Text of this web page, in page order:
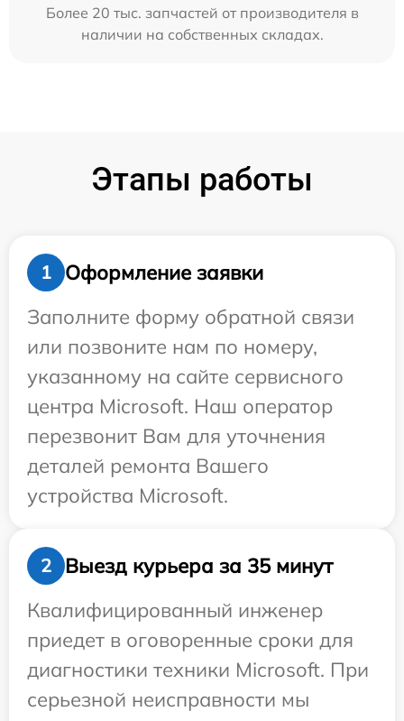
Более 20 тыс. запчастей от производителя в
наличии на собственных складах.
Этапы работы
1
Оформление заявки
Заполните форму обратной связи
или позвоните нам по номеру,
указанному на сайте сервисного
центра Microsoft. Наш оператор
перезвонит Вам для уточнения
деталей ремонта Вашего
устройства Microsoft.
2
Выезд курьера за 35 минут
Квалифицированный инженер
приедет в оговоренные сроки для
диагностики техники Microsoft. При
серьезной неисправности мы